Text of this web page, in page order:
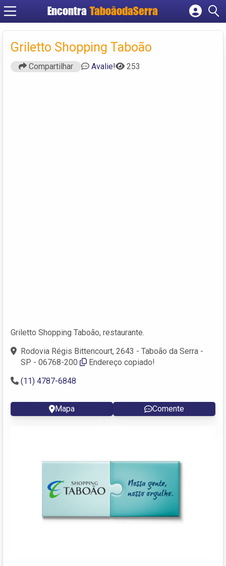
Encontra TaboãodaSerra
Cadastrar empresa
Criar conta
Griletto Shopping Taboão
Compartilhar Avalie! 253
Griletto Shopping Taboão, restaurante.
Rodovia Régis Bittencourt, 2643 - Taboão da Serra -
SP - 06768-200
Endereço copiado!
(11) 4787-6848
Mapa Comente